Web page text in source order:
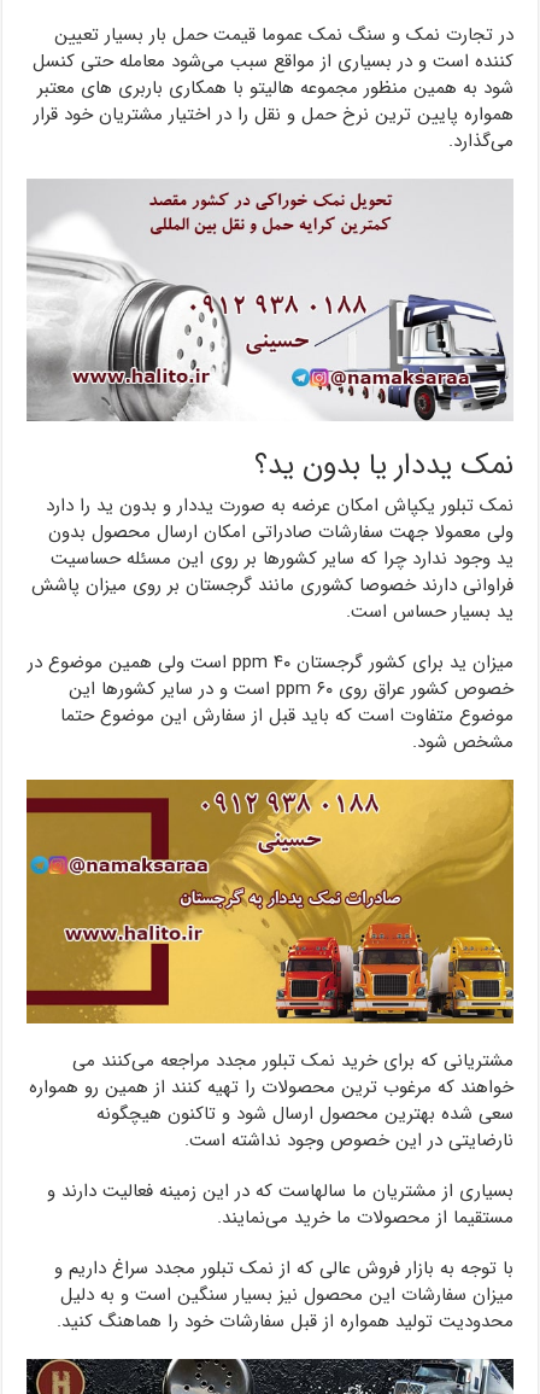
در تجارت نمک و سنگ نمک عموما قیمت حمل بار بسیار تعیین
کننده است و در بسیاری از مواقع سبب می‌شود معامله حتی کنسل
شود به همین منظور مجموعه هالیتو با همکاری باربری های معتبر
همواره پایین ترین نرخ حمل و نقل را در اختیار مشتریان خود قرار
می‌گذارد.
نمک یددار یا بدون ید؟
نمک تبلور یکپاش امکان عرضه به صورت یددار و بدون ید را دارد
ولی معمولا جهت سفارشات صادراتی امکان ارسال محصول بدون
ید وجود ندارد چرا که سایر کشورها بر روی این مسئله حساسیت
فراوانی دارند خصوصا کشوری مانند گرجستان بر روی میزان پاشش
ید بسیار حساس است.
میزان ید برای کشور گرجستان ۴۰ ppm است ولی همین موضوع در
خصوص کشور عراق روی ۶۰ ppm است و در سایر کشورها این
موضوع متفاوت است که باید قبل از سفارش این موضوع حتما
مشخص شود.
مشتریانی که برای خرید نمک تبلور مجدد مراجعه می‌کنند می
خواهند که مرغوب ترین محصولات را تهیه کنند از همین رو همواره
سعی شده بهترین محصول ارسال شود و تاکنون هیچگونه
نارضایتی در این خصوص وجود نداشته است.
بسیاری از مشتریان ما سالهاست که در این زمینه فعالیت دارند و
مستقیما از محصولات ما خرید می‌نمایند.
با توجه به بازار فروش عالی که از نمک تبلور مجدد سراغ داریم و
میزان سفارشات این محصول نیز بسیار سنگین است و به دلیل
محدودیت تولید همواره از قبل سفارشات خود را هماهنگ کنید.